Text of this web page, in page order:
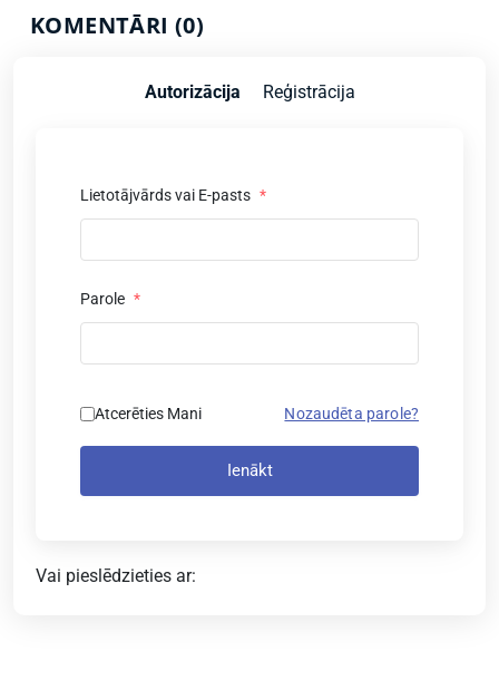
KOMENTĀRI (0)
Autorizācija Reģistrācija
Lietotājvārds vai E-pasts *
Parole *
Atcerēties Mani Nozaudēta parole?
Ienākt
Vai pieslēdzieties ar: